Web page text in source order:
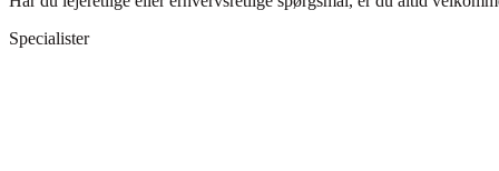
Specialister